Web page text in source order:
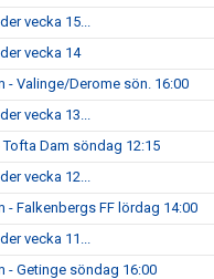
vecka 15...
vecka 14
- Valinge/Derome sön. 16:00
vecka 13...
Tofta Dam söndag 12:15
vecka 12...
- Falkenbergs FF lördag 14:00
vecka 11...
- Getinge söndag 16:00